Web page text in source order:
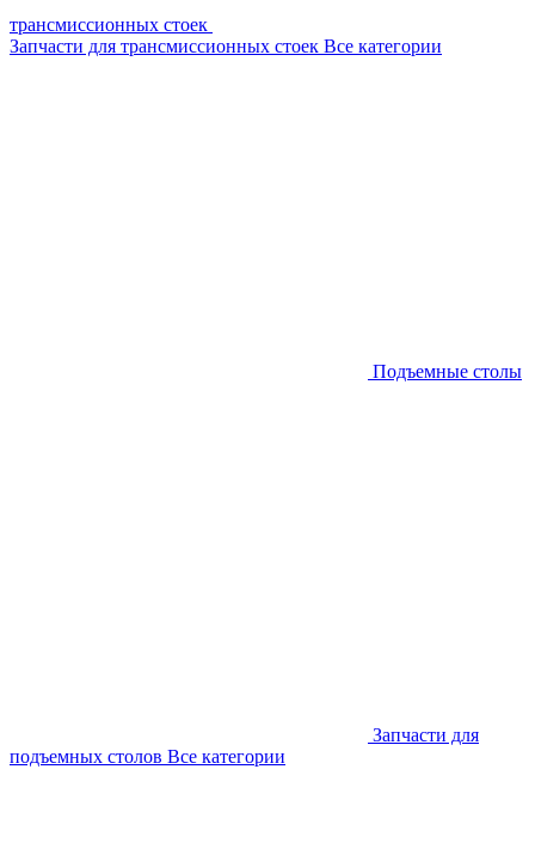
трансмиссионных стоек
Запчасти для трансмиссионных стоек Все категории
Подъемные столы
Запчасти для
подъемных столов Все категории